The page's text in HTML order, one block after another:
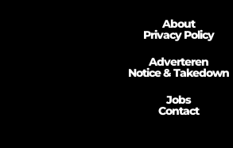
About
Privacy Policy
Adverteren
Notice & Takedown
Jobs
Contact